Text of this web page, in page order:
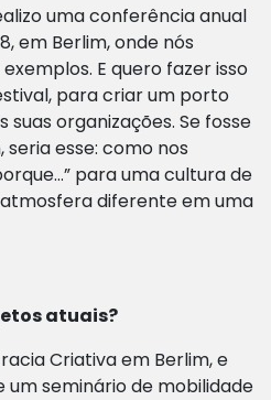
uma conferência anual
em Berlim, onde nós
E quero fazer isso
para criar um porto
organizações. Se fosse
esse: como nos
para uma cultura de
atmosfera diferente em uma
atuais?
Criativa em Berlim, e
seminário de mobilidade